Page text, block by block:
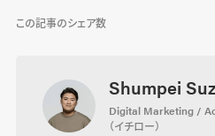
この記事のシェア数
Shumpei
Digital Marketing /
（イチロー）